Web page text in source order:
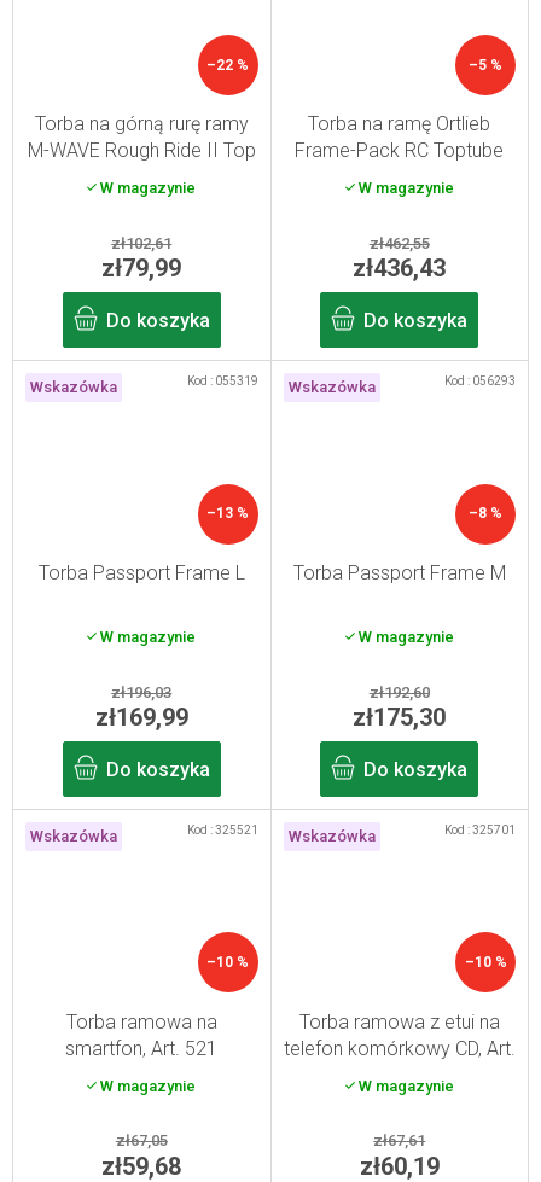
–22 %
Torba na górną rurę ramy
M-WAVE Rough Ride II Top
W magazynie
zł102,61
zł79,99
Do koszyka
–5 %
Torba na ramę Ortlieb
Frame-Pack RC Toptube
W magazynie
zł462,55
zł436,43
Do koszyka
Wskazówka
–13 %
Torba Passport Frame L
W magazynie
zł196,03
zł169,99
Do koszyka
Kod : 055319 Wskazówka
–8 %
Torba Passport Frame M
W magazynie
zł192,60
zł175,30
Do koszyka
Kod : 056293
Wskazówka
–10 %
Torba ramowa na
smartfon, Art. 521
W magazynie
zł67,05
zł59,68
Kod :325521 Wskazówka
–10 %
Torba ramowa z etui na
telefon komórkowy CD, Art.
W magazynie
zł67,61
zł60,19
Kod :325701